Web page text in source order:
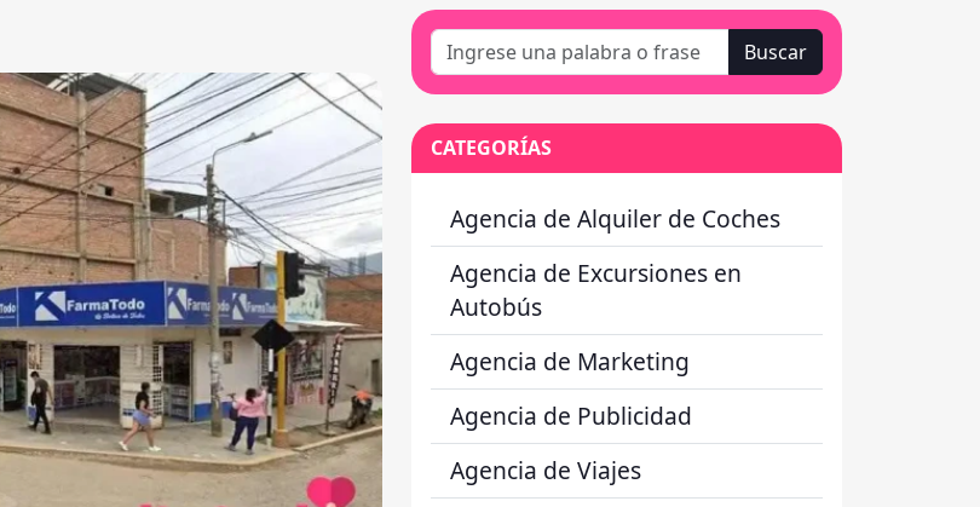
Buscar
CATEGORÍAS
Agencia de Alquiler de Coches
Agencia de Excursiones en
Autobús
Agencia de Marketing
Agencia de Publicidad
Agencia de Viajes